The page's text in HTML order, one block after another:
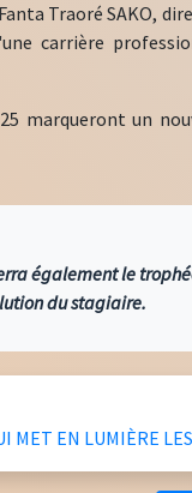
Traoré SAKO,
carrière
marqueront un
également le
du stagiaire.
MET EN LUMIÈRE